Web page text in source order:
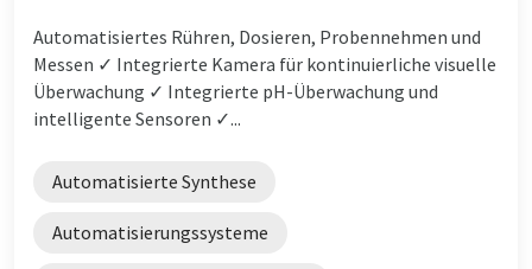
Automatisiertes Rühren, Dosieren, Probennehmen und
Messen ✓ Integrierte Kamera für kontinuierliche visuelle
Überwachung ✓ Integrierte pH-Überwachung und
intelligente Sensoren ✓...
Automatisierte Synthese
Automatisierungssysteme